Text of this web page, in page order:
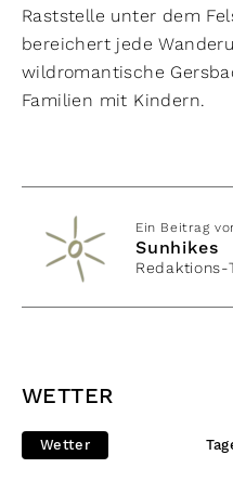
Raststelle unter dem
bereichert jede
wildromantische
Familien mit Kindern.
Ein Beitrag
Sunhikes
Redaktions-
WETTER
Wetter